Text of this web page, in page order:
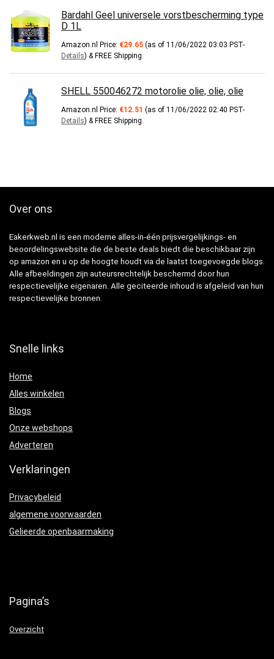
Bardahl Geel universele vorstbescherming type
D 1L
Amazon.nl Price: €29.65 (as of 11/06/2022 03:03 PST-
Details) & FREE Shipping.
SHELL 550046272 motorolie olie, olie, olie
Amazon.nl Price: €12.51 (as of 11/06/2022 02:40 PST-
Details) & FREE Shipping.
Over ons
Eakerkweb.nl is een moderne alles-in-één prijsvergelijkings- en
beoordelingswebsite die de beste deals biedt die beschikbaar zijn
op amazon en u op de hoogte houdt via de laatst toegevoegde blogs.
Alle afbeeldingen zijn auteursrechtelijk beschermd door hun
respectievelijke eigenaren. Alle geciteerde inhoud is afgeleid van hun
respectievelijke bronnen.
Snelle links
Home
Alles winkelen
Blogs
Onze webshops
Adverteren
Verklaringen
Privacybeleid
algemene voorwaarden
Gelieerde openbaarmaking
Pagina’s
Overzicht